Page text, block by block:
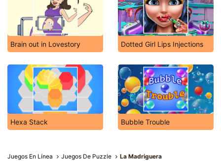
Brain out in Lovestory Dotted Girl Lips Injections
Hexa Stack Bubble Trouble
Juegos En Línea Juegos De Puzzle La Madriguera